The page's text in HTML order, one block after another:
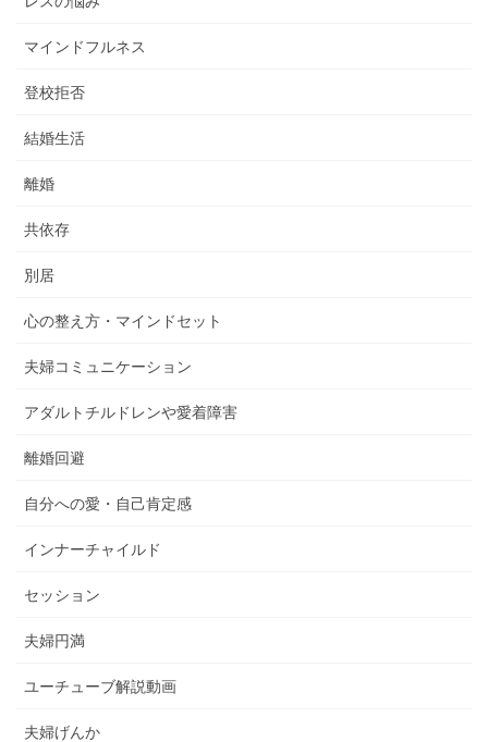
マインドフルネス
登校拒否
結婚生活
離婚
共依存
別居
心の整え方・マインドセット
夫婦コミュニケーション
アダルトチルドレンや愛着障害
離婚回避
自分への愛・自己肯定感
インナーチャイルド
セッション
夫婦円満
ユーチューブ解説動画
夫婦げんか